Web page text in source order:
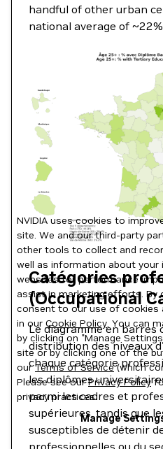
handful of other urban
national average of ~22%.
Catégories
(Occupational
Le diagramme en barres
distribution des niveaux
chaque catégorie
les diplômes
parmi les cadres et
supérieures, tandis que
susceptibles de détenir
NVIDIA uses cookies to
site. We and our third-party
other tools to collect and
well as information about
websites for performance
assist in marketing efforts. By
consent to our use of cookies
in our Cookie Policy. You can
by clicking on "Manage
site or by clicking one of the
ourTerms of Service(which
Please see ourPrivacy Policy
privacy practices.
Manage